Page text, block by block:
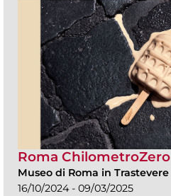
Roma ChilometroZero
Museo di Roma in Trastevere
16/10/2024 - 09/03/2025